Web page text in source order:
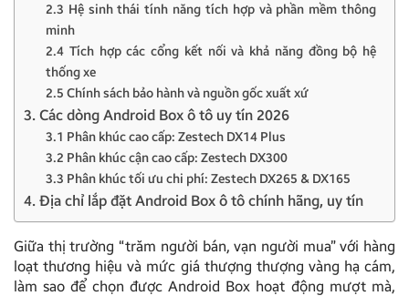
2.3 Hệ sinh thái tính năng tích hợp và phần mềm thông
minh
2.4 Tích hợp các cổng kết nối và khả năng đồng bộ hệ
thống xe
2.5 Chính sách bảo hành và nguồn gốc xuất xứ
3. Các dòng Android Box ô tô uy tín 2026
3.1 Phân khúc cao cấp: Zestech DX14 Plus
3.2 Phân khúc cận cao cấp: Zestech DX300
3.3 Phân khúc tối ưu chi phí: Zestech DX265 & DX165
4. Địa chỉ lắp đặt Android Box ô tô chính hãng, uy tín
Giữa thị trường “trăm người bán, vạn người mua” với hàng
loạt thương hiệu và mức giá thượng thượng vàng hạ cám,
làm sao để chọn được Android Box hoạt động mượt mà,